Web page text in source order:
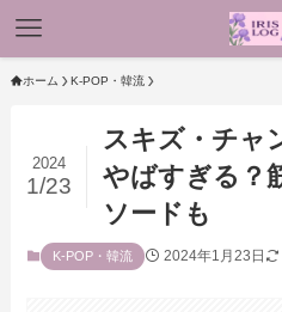
ホーム K-POP・韓流
スキズ・チャ
やばすぎる？
ソードも
2024
1/23
K-POP・韓流 2024年1月23日